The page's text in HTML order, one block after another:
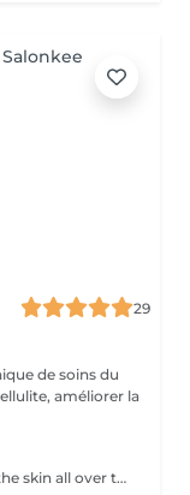
29
de soins du
améliorer la
BioRePeelCl3 BODY has an ideal effect on the skin all over the body, removing fine wrinkles, dead skin cells, acne and superficial scars. The peeling is only applied externally and does not require an injection. The BioRePeelCl3 BODY is packed with all the nutrients and care substances needed for extensive treatment of the skin on various parts of the body. Whether back, legs, buttocks, knees, elbows or feet, all parts of the body receive extensive regeneration and revitalization with this effective peeling product. After just 4 to 6 sessions, BioRePeel BODY improves the skin, leaving it nourished and youthful, so that it can shine with a new freshness. Why BioRePeelCl3 BODY is the perfect exfoliator BioRePeelCl3 BODY is a revitalizing peeling with a bio-stimulating effect that improves the appearance of the skin in several ways. This product from the manufacturer CMED Aesthetics combats acne as well as annoying blackheads and superficial scars, resulting in a well-groomed and sustainably healthy appearance of the skin. BioRePeel also protects the skin on various parts of the body from harmful environmental influences such as UV rays or the effects of skin ageing. In addition, this peeling has a moisturizing function, which makes the skin feel relaxed and gives it a lasting beautiful appearance. BioRePeelCl3 Body is the perfect product for extensive regeneration and revitalization of the skin. This is achieved with the help of various acids and other effective ingredients, such as trichloroacetic acid, tartaric acid or proline. By choosing this product, after just a few topical applications, you will achieve long-lasting revitalized and clarified skin that is not only free of any dryness, fine lines and other imperfections, but also feels fresh and youthful. The price of the session depends on treatment area and amount of peeling required and will be between EUR 110 - EUR 220 (excluding full body). Indicative amount of peeling: 6 ml for the back, 3 ml for the shoulders, 4 ml for the buttocks, 5 ml for the legs, 2 ml for the knees, 1 ml for the elbows, 2 ml for the hands and 3 ml for the feet.